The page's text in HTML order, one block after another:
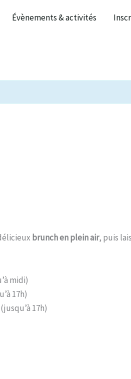
Évènements & activités
brunch en plein air, puis
midi)
17h)
17h)